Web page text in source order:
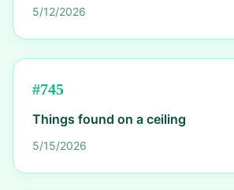
5/12/2026
#745
Things found on a ceiling
5/15/2026